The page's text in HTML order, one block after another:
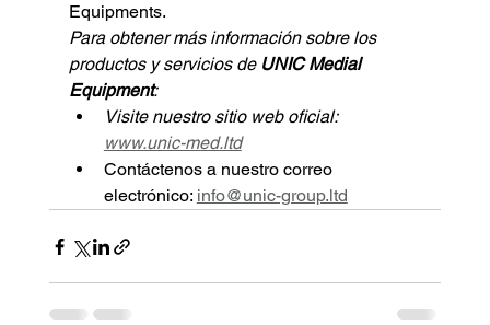
Equipments.
Para obtener más información sobre los
productos y servicios de UNIC Medial
Equipment:
Visite nuestro sitio web oficial:
www.unic-med.ltd
Contáctenos a nuestro correo
electrónico: info@unic-group.ltd